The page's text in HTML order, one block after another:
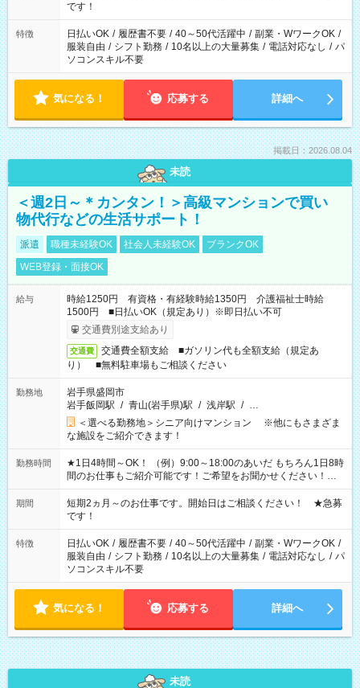
です！
特徴 日払いOK / 履歴書不要 / 40～50代活躍中 / 副業・WワークOK /
服装自由 / シフト勤務 / 10名以上の大量募集 / 電話対応なし / パ
ソコンスキル不要
気になる！ 応募する 詳細へ
掲載日：2026.08.04
未読
＜週2日～＊カンタン！＞高級マンションで買い
物代行などの生活サポート！
派遣 職種未経験OK 社会人未経験OK
ブランクOK
WEB登録・面接OK
給与
時給1250円 有資格・有経験時給1350円 介護福祉士時給
1500円 ■日払いOK（規定あり）※即日払い不可
交通費別途支給あり
交通費
交通費全額支給 ■ガソリン代も全額支給（規定あ
り） ■無料駐車場もご相談ください
勤務地
岩手県盛岡市
岩手飯岡駅 / 青山(岩手県)駅 / 浅岸駅 / …
＜選べる勤務地＞シニア向けマンション ※他にもさまざま
な施設をご紹介できます！
勤務時間
★1日4時間～OK！ （例）9:00～18:00のあいだ もちろん1日8時
間のお仕事もご紹介可能です！ご希望をお聞かせください！★
家庭の都合でお休みが必要な場合も遠慮なくご相談ください。
※週最低15時間以上の勤務が必要です
期間
短期2ヵ月～のお仕事です。開始日はご相談ください！ ★急募
です！
特徴 日払いOK / 履歴書不要 / 40～50代活躍中 / 副業・WワークOK /
服装自由 / シフト勤務 / 10名以上の大量募集 / 電話対応なし / パ
ソコンスキル不要
気になる！ 応募する 詳細へ
未読